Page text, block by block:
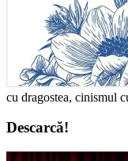
cu dragostea, cinismul
Descarcă!